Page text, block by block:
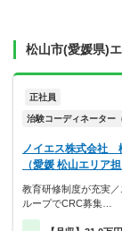
松山市(愛媛県)
正社員
治験コーディネーター
ノイエス株式会社
（愛媛 松山エリア担
教育研修制度が充実
ループでCRC募集…